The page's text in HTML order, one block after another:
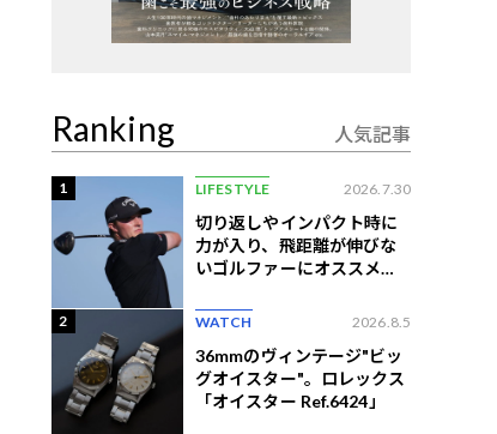
Ranking 人気記事
1 LIFESTYLE 2026.7.30
切り返しやインパクト時に
力が入り、飛距離が伸びな
いゴルファーにオススメの
2 WATCH 2026.8.5
36mmのヴィンテージ"ビッ
グオイスター"。ロレックス
「オイスター Ref.6424」